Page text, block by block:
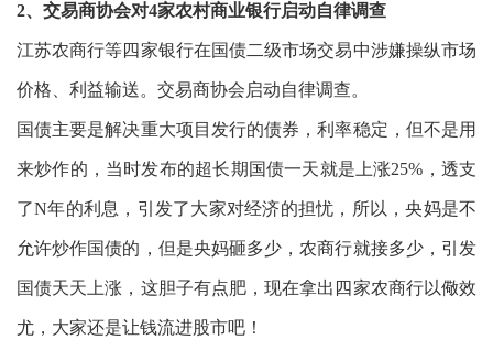
2、交易商协会对4家农村商业银行启动自律调查
江苏农商行等四家银行在国债二级市场交易中涉嫌操纵市场
价格、利益输送。交易商协会启动自律调查。
国债主要是解决重大项目发行的债券，利率稳定，但不是用
来炒作的，当时发布的超长期国债一天就是上涨25%，透支
了N年的利息，引发了大家对经济的担忧，所以，央妈是不
允许炒作国债的，但是央妈砸多少，农商行就接多少，引发
国债天天上涨，这胆子有点肥，现在拿出四家农商行以儆效
尤，大家还是让钱流进股市吧！